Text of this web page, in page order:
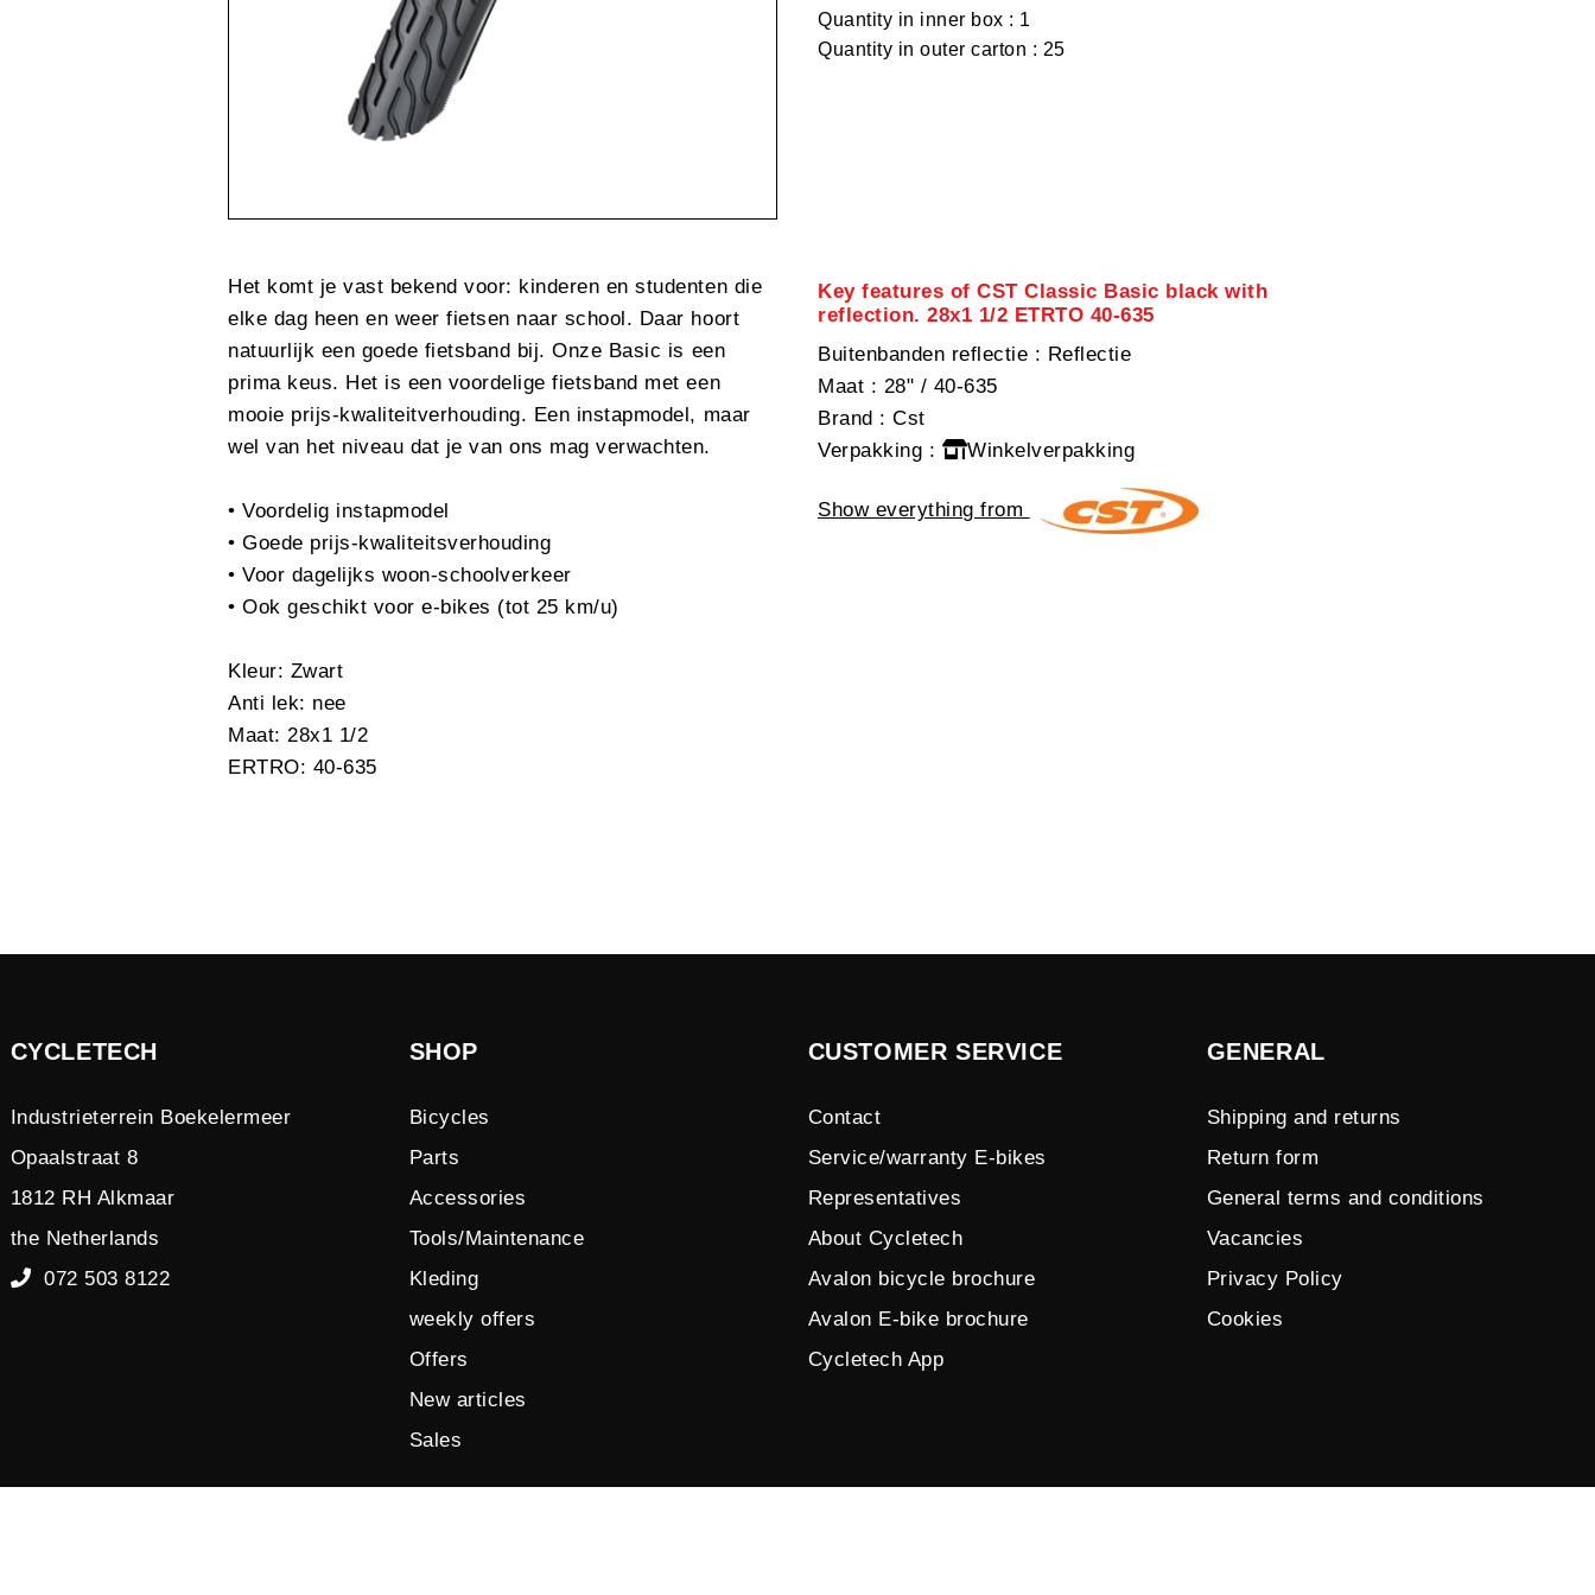
Quantity in inner box : 1
Quantity in outer carton : 25
Het komt je vast bekend voor: kinderen en studenten die
elke dag heen en weer fietsen naar school. Daar hoort
natuurlijk een goede fietsband bij. Onze Basic is een
prima keus. Het is een voordelige fietsband met een
mooie prijs-kwaliteitverhouding. Een instapmodel, maar
wel van het niveau dat je van ons mag verwachten.
• Voordelig instapmodel
• Goede prijs-kwaliteitsverhouding
• Voor dagelijks woon-schoolverkeer
• Ook geschikt voor e-bikes (tot 25 km/u)
Kleur: Zwart
Anti lek: nee
Maat: 28x1 1/2
ERTRO: 40-635
Key features of CST Classic Basic black with
reflection. 28x1 1/2 ETRTO 40-635
Buitenbanden reflectie : Reflectie
Maat : 28" / 40-635
Brand : Cst
Verpakking : Winkelverpakking
Show everything from
CYCLETECH
Industrieterrein Boekelermeer
Opaalstraat 8
1812 RH Alkmaar
the Netherlands
072 503 8122
SHOP
Bicycles
Parts
Accessories
Tools/Maintenance
Kleding
weekly offers
Offers
New articles
Sales
CUSTOMER SERVICE
Contact
Service/warranty E-bikes
Representatives
About Cycletech
Avalon bicycle brochure
Avalon E-bike brochure
Cycletech App
GENERAL
Shipping and returns
Return form
General terms and conditions
Vacancies
Privacy Policy
Cookies